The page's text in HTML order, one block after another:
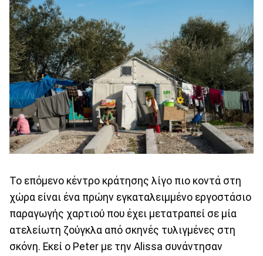
Το επόμενο κέντρο κράτησης λίγο πιο κοντά στη
χώρα είναι ένα πρώην εγκαταλειμμένο εργοστάσιο
παραγωγής χαρτιού που έχει μετατραπεί σε μία
ατελείωτη ζούγκλα από σκηνές τυλιγμένες στη
σκόνη. Εκεί ο Peter με την Alissa συνάντησαν